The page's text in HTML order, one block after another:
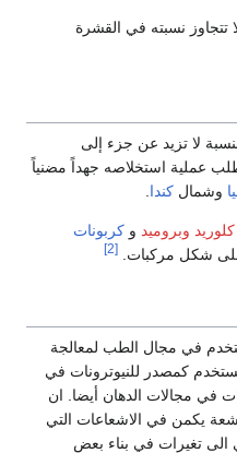
تتجاوز نسبته في القشرة
لا تزيد عن جزء إلى
، وتتطلب عملية استخلاصه جهداً مضنياً
وشمال كندا.
كلوريد وبروميد و كربونات
شكل مركبات. [2]
في مجال الطب لمعالجة
كمصدر للنيوترونات في
في مجالات الدهان أيضا. ان
يكمن في الاشعاعات التي
الى تغيرات في بناء بعض